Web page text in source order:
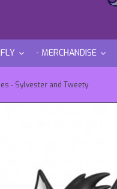
- MERCHANDISE
- Sylvester and Tweety